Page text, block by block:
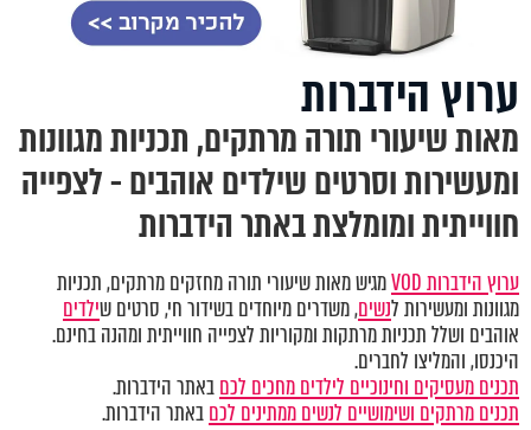
ערוץ הידברות
מאות שיעורי תורה מרתקים, תכניות מגוונות
ומעשירות וסרטים שילדים אוהבים - לצפייה
חווייתית ומומלצת באתר הידברות
ערוץ הידברות VOD
מגיש מאות שיעורי תורה מחזקים מרתקים, תכניות
מגוונות ומעשירות לנשים, משדרים מיוחדים בשידור חי, סרטים שילדים
אוהבים ושלל תכניות מרתקות ומקוריות לצפייה חווייתית ומהנה בחינם.
היכנסו, והמליצו לחברים.
תכנים מעסיקים וחינוכיים לילדים מחכים לכםבאתר הידברות.
תכנים מרתקים ושימושיים לנשים ממתינים לכםבאתר הידברות.